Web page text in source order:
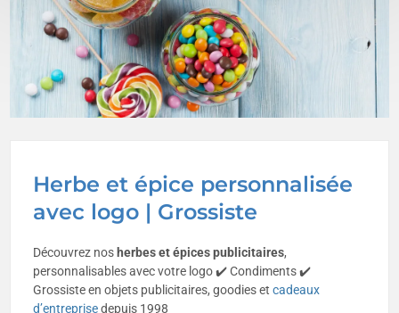
Herbe et épice personnalisée
avec logo | Grossiste
Découvrez nos herbes et épices publicitaires,
personnalisables avec votre logo ✔️ Condiments ✔️
Grossiste en objets publicitaires, goodies etcadeaux
d’entreprisedepuis 1998